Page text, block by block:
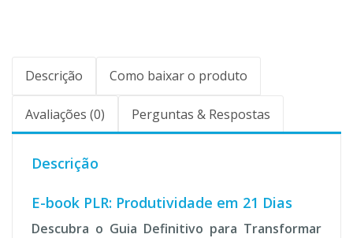
Descrição Como baixar o produto
Avaliações (0) Perguntas & Respostas
Descrição
E-book PLR: Produtividade em 21 Dias
Descubra o Guia Definitivo para Transformar